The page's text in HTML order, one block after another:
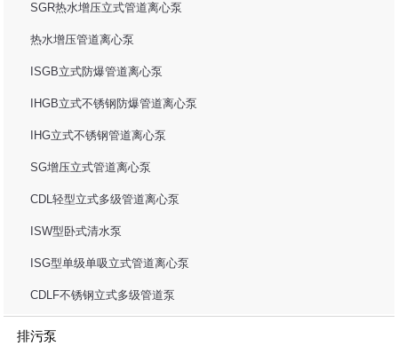
SGR热水增压立式管道离心泵
热水增压管道离心泵
ISGB立式防爆管道离心泵
IHGB立式不锈钢防爆管道离心泵
IHG立式不锈钢管道离心泵
SG增压立式管道离心泵
CDL轻型立式多级管道离心泵
ISW型卧式清水泵
ISG型单级单吸立式管道离心泵
CDLF不锈钢立式多级管道泵
排污泵